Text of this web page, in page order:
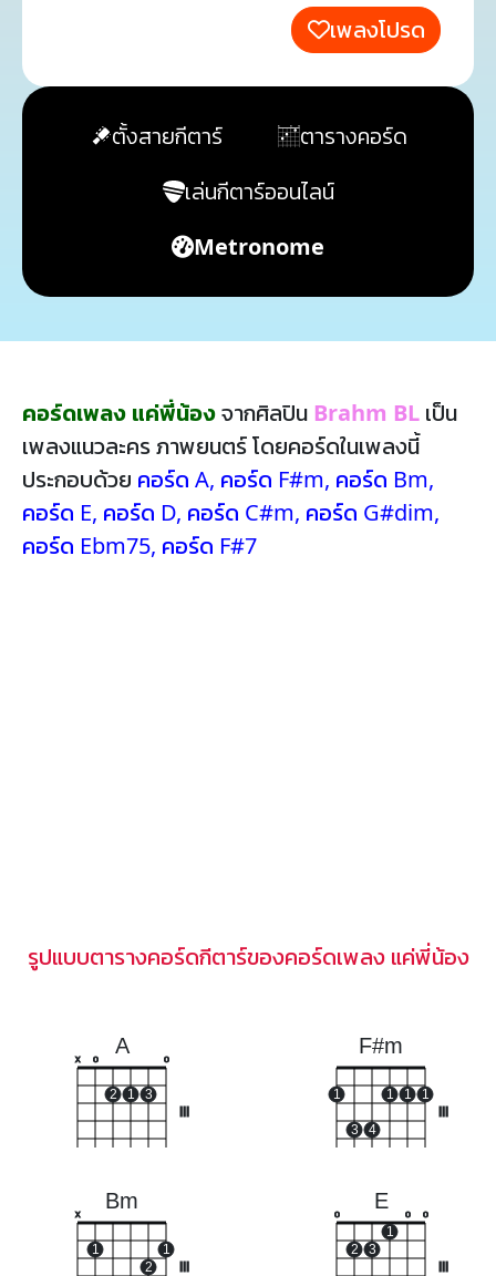
เพลงโปรด
ตั้งสายกีตาร์
ตารางคอร์ด
เล่นกีตาร์ออนไลน์
Metronome
คอร์ดเพลง แค่พี่น้องจากศิลปิน Brahm BL เป็น
เพลงแนวละคร ภาพยนตร์ โดยคอร์ดในเพลงนี้
ประกอบด้วย คอร์ด A, คอร์ด F#m, คอร์ด Bm,
คอร์ด E, คอร์ด D, คอร์ด C#m, คอร์ด G#dim,
คอร์ด Ebm75, คอร์ด F#7
รูปแบบตารางคอร์ดกีตาร์ของคอร์ดเพลง แค่พี่น้อง
A
x o
2 1 3
o
F#m
1
3 4
1 1 1
Bm
x
1
2
1
E
o
2 3
1
o o